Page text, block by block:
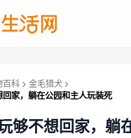
百科
金毛猎犬
家，躺在公园和主人玩装死
够不想回家，躺